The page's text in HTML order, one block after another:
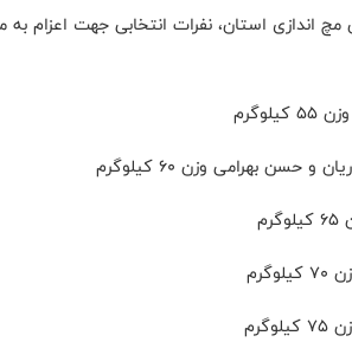
مچ اندازی استان، نفرات انتخابی جهت
بهرامی وزن ۶۰ کیلوگرم